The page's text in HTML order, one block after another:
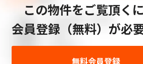
この物件をご覧頂くに
会員登録（無料）が必要
無料会員登録